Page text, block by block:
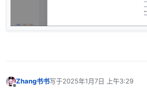
Zhang书书写于2025年1月7日 上午3:29
最后由 编辑